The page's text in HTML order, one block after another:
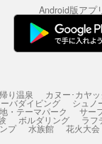
Android版アプ
り温泉 カヌー･カヤッ
バダイビング シュノ
・テーマパーク サー
ボルダリング ラフ
プ 水族館 花火大会